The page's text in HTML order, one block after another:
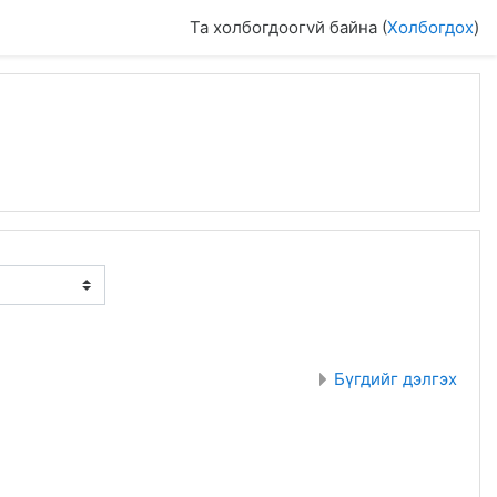
Та холбогдоогvй байна (Холбогдох)
Бүгдийг дэлгэх